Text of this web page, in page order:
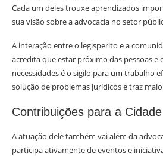
Cada um deles trouxe aprendizados
sua visão sobre a advocacia no setor
A interação entre o legisperito e a
acredita que estar próximo das pessoas e
necessidades é o sigilo para um trabalho
solução de problemas jurídicos e traz
Contribuições para a Cidade
A atuação dele também vai além da
participa ativamente de eventos e